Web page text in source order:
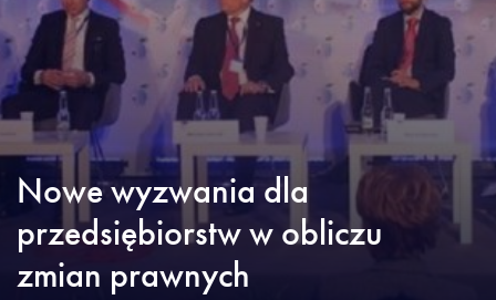
Nowe wyzwania dla
przedsiębiorstw w obliczu
zmian prawnych